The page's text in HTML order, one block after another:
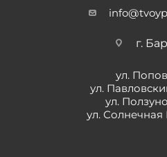
г.
ул.
ул.
ул.
ул. Солнечная